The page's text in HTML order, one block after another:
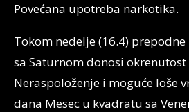
Povećana upotreba narkotika.
Tokom nedelje (16.4)
sa Saturnom donosi
Neraspoloženje i moguće loše
dana Mesec u kvadratu sa